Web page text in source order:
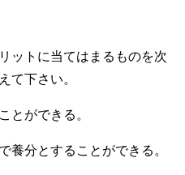
ットに当てはまるものを次
て下さい。
とができる。
養分とすることができる。